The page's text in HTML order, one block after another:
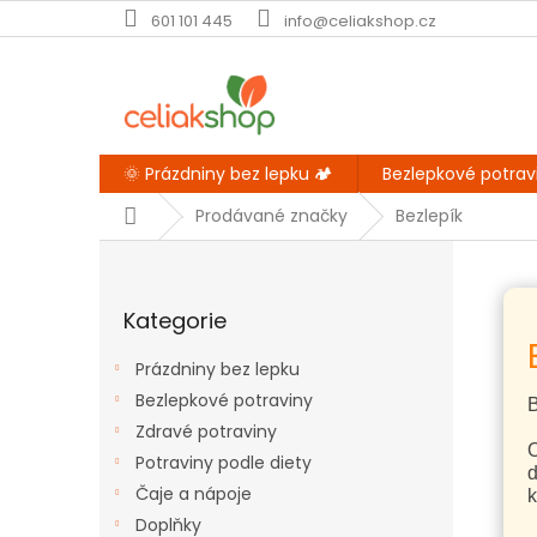
na
601 101 445 info@celiakshop.cz
🌞 Prázdniny bez lepku 🏕️ Bezlepkové
DomůProdávané značky Bezlepík
kategorie
Kategorie
Prázdniny bez lepku
Bezlepkové potraviny
Zdravé potraviny
Potraviny podle diety
Čaje a nápoje
Doplňky